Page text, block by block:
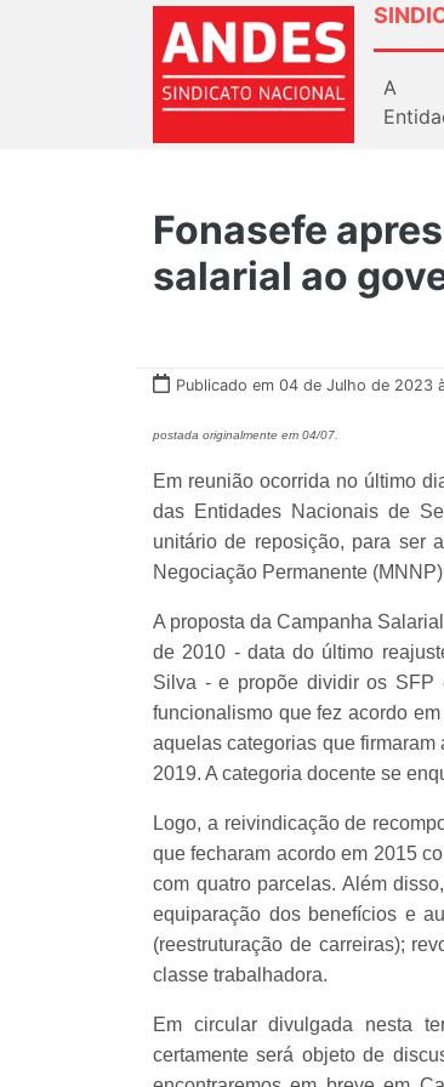
A
Fonasefe
salarial ao
Publicado em 04 de Julho de 2023
postada originalmente em 04/07.
Em reunião ocorrida no último
das Entidades Nacionais de
unitário de reposição, para ser
Negociação Permanente
A proposta da Campanha
de 2010 - data do último
Silva - e propõe dividir os SFP
funcionalismo que fez acordo
aquelas categorias que
2019. A categoria docente se
Logo, a reivindicação de
que fecharam acordo em 2015
com quatro parcelas. Além
equiparação dos benefícios e
(reestruturação de carreiras);
classe trabalhadora.
Em circular divulgada nesta
certamente será objeto de